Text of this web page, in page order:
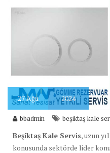
27Ağu 2024
bbadmin beşiktaş kale
Beşiktaş Kale Servis, uzun
konusunda sektörde lider